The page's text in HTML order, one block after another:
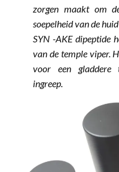
zorgen maakt om
soepelheid van de
SYN -AKE dipeptide
van de temple viper.
voor een gladdere
ingreep.